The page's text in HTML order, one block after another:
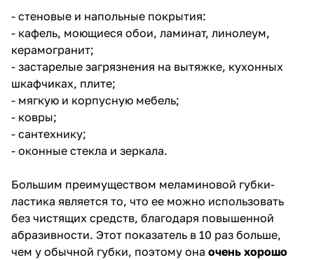
- стеновые и напольные покрытия:
- кафель, моющиеся обои, ламинат, линолеум,
керамогранит;
- застарелые загрязнения на вытяжке, кухонных
шкафчиках, плите;
- мягкую и корпусную мебель;
- ковры;
- сантехнику;
- оконные стекла и зеркала.
Большим преимуществом меламиновой губки-
ластика является то, что ее можно использовать
без чистящих средств, благодаря повышенной
абразивности. Этот показатель в 10 раз больше,
чем у обычной губки, поэтому она очень хорошо